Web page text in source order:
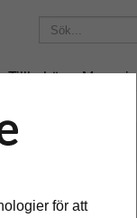
för att
Tillbehör Magasin